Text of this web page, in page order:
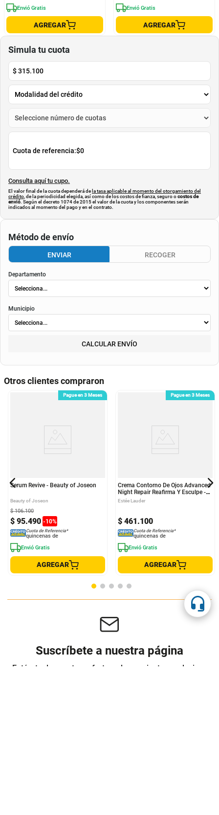
Envió Gratis
AGREGAR
Envió Gratis
AGREGAR
Simula tu cuota
$315.100
Cuota de referencia:$0
Consulta aquí tu cupo.
El valor final de la cuota dependerá de la tasa aplicable al momento del otorgamiento del
crédito, de la periodicidad elegida, así como de los costos de fianza, seguro ocostos de
envió. Según el decreto 1074 de 2015 el valor de la cuota y los componentes serán
indicados al momento del pago y en el contrato.
Método de envío
ENVIAR RECOGER
Departamento
Municipio
CALCULAR ENVÍO
Otros clientes compraron
Pague en 3 Meses
Serum Revive - Beauty of Joseon
Beauty of Joseon
$ 95.490 -10%
$ 106.100
Cuota de Referencia*
quincenas de
Envió Gratis
AGREGAR
Pague en 3 Meses
Crema Contorno De Ojos Advanced
Night Repair Reafirma Y Esculpe -
Estee Lauder
Estée Lauder
$ 461 .100
Cuota de Referencia*
quincenas de
Envió Gratis
AGREGAR
Suscríbete a nuestra página
Entérate de nuestras ofertas y lanzamientos exclusivos